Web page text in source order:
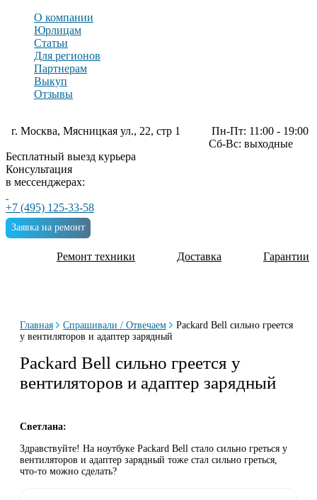
О компании
Юрлицам
Статьи
Для регионов
Партнерам
Выкуп
Отзывы
г. Москва, Мясницкая ул., 22, стр 1
Пн-Пт: 11:00 - 19:00
Сб-Вс: выходные
Бесплатный выезд курьера
Консультация
в мессенджерах:
+7 (495) 125-33-58
Заявка на ремонт
Ремонт техники Доставка Гарантии
Главная Спрашивали / Отвечаем
Packard Bell сильно греется
у вентиляторов и адаптер зарядный
Packard Bell сильно греется у
вентиляторов и адаптер зарядный
Светлана:
Здравствуйте! На ноутбуке Packard Bell стало сильно греться у
вентиляторов и адаптер зарядный тоже стал сильно греться,
что-то можно сделать?